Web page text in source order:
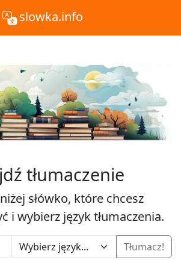
slowka.info
tłumaczenie
słówko, które chcesz
i wybierz język tłumaczenia.
Tłumacz!